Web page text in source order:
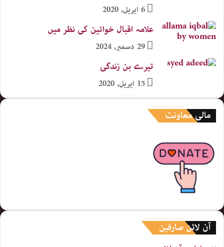
6 اپریل, 2020
علامہ اقبال خواتین کی نظر میں
29 دسمبر, 2024
تیرے بن زندگی
15 اپریل, 2020
مالی معاونت
آن لائن صارفین